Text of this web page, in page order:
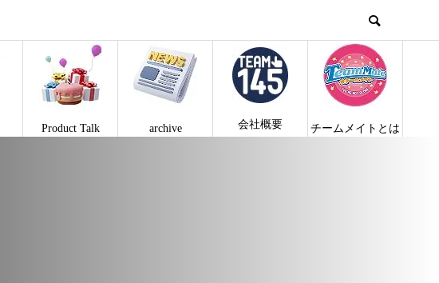
Product Talk archive 会社概要 チームメイトとは